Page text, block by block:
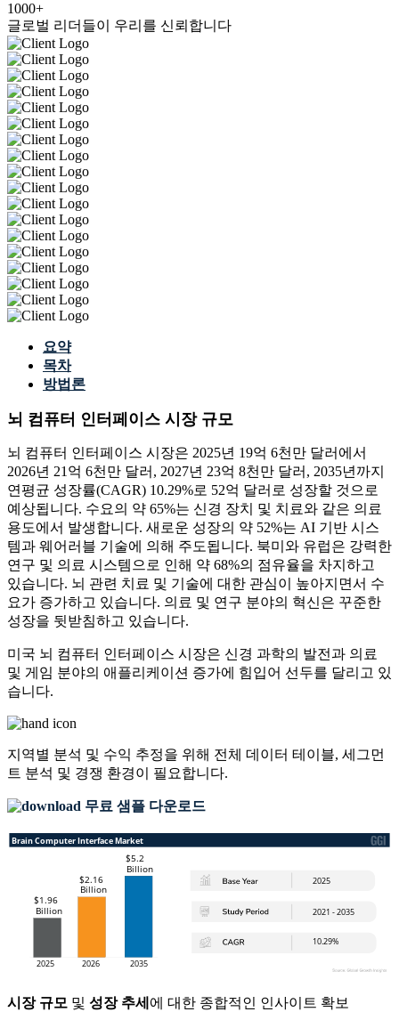
1000+
글로벌 리더들이 우리를 신뢰합니다
요약
목차
방법론
뇌 컴퓨터 인터페이스 시장 규모
뇌 컴퓨터 인터페이스 시장은 2025년 19억 6천만 달러에서
2026년 21억 6천만 달러, 2027년 23억 8천만 달러, 2035년까지
연평균 성장률(CAGR) 10.29%로 52억 달러로 성장할 것으로
예상됩니다. 수요의 약 65%는 신경 장치 및 치료와 같은 의료
용도에서 발생합니다. 새로운 성장의 약 52%는 AI 기반 시스
템과 웨어러블 기술에 의해 주도됩니다. 북미와 유럽은 강력한
연구 및 의료 시스템으로 인해 약 68%의 점유율을 차지하고
있습니다. 뇌 관련 치료 및 기술에 대한 관심이 높아지면서 수
요가 증가하고 있습니다. 의료 및 연구 분야의 혁신은 꾸준한
성장을 뒷받침하고 있습니다.
미국 뇌 컴퓨터 인터페이스 시장은 신경 과학의 발전과 의료
및 게임 분야의 애플리케이션 증가에 힘입어 선두를 달리고 있
습니다.
지역별 분석 및 수익 추정을 위해 전체 데이터 테이블, 세그먼
트 분석 및 경쟁 환경이 필요합니다.
무료 샘플 다운로드
시장 규모 및 성장 추세 에 대한 종합적인 인사이트 확보